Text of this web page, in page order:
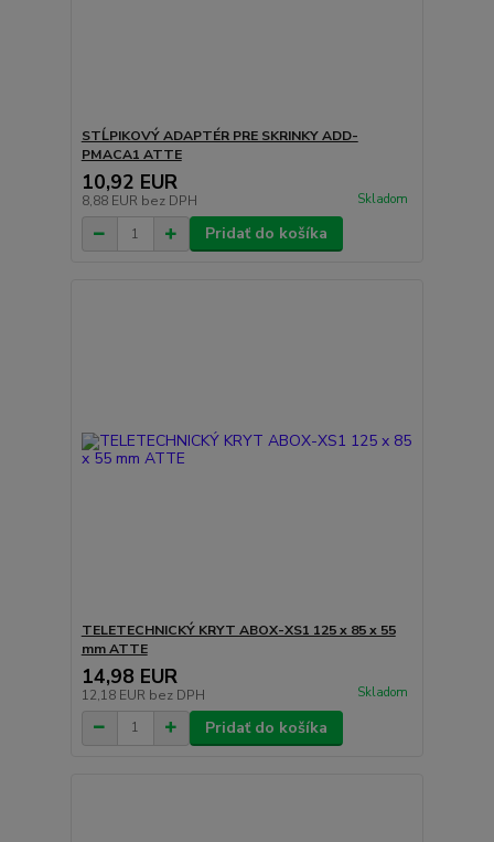
STĹPIKOVÝ ADAPTÉR PRE SKRINKY ADD-
PMACA1 ATTE
10,92 EUR
8,88 EUR bez DPH Skladom
Pridať do košíka
TELETECHNICKÝ KRYT ABOX-XS1 125 x 85 x 55
mm ATTE
14,98 EUR
12,18 EUR bez DPH Skladom
Pridať do košíka